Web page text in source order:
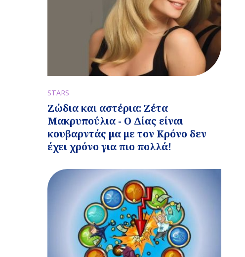
STARS
Ζώδια και αστέρια: Ζέτα
Μακρυπούλια - Ο Δίας είναι
κουβαρντάς μα με τον Κρόνο δεν
έχει χρόνο για πιο πολλά!